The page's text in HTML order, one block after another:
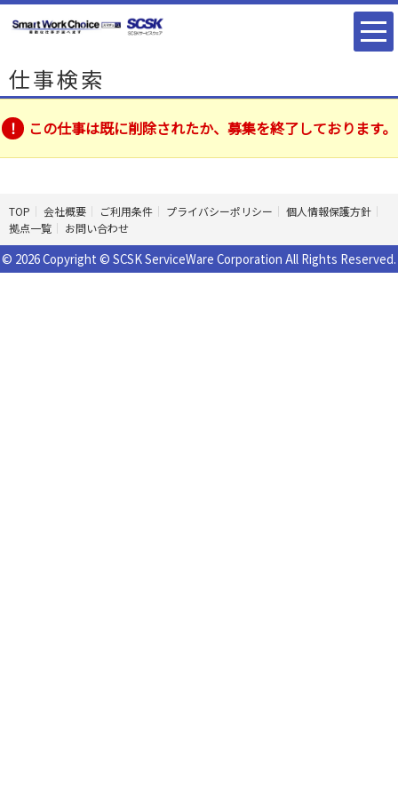
仕事検索
この仕事は既に削除されたか、募集を終了しております。
TOP 会社概要 ご利用条件 プライバシーポリシー
個人情報保護方針
拠点一覧
お問い合わせ
© 2026 Copyright © SCSK ServiceWare Corporation All Rights Reserved.